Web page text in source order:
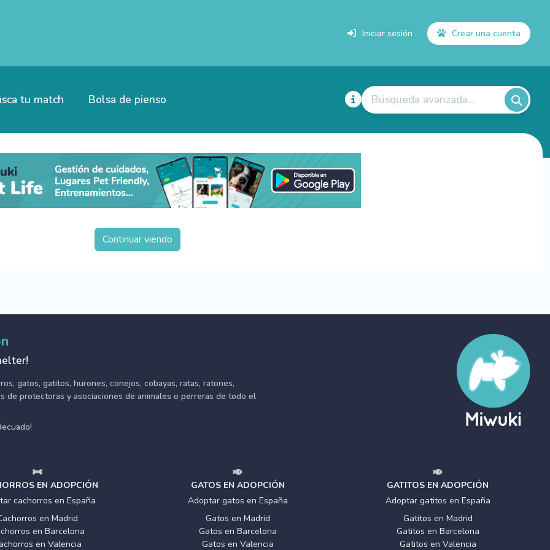
Iniciar sesión Crear una cuenta
tu match Bolsa de pienso Búsqueda avanzada...
Continuar viendo
gatos, gatitos, hurones, conejos, cobayas, ratas, ratones,
de protectoras y asociaciones de animales o perreras de todo el
EN ADOPCIÓN
cachorros en España
en Madrid
en Barcelona
en Valencia
GATOS EN ADOPCIÓN
Adoptar gatos en España
Gatos en Madrid
Gatos en Barcelona
Gatos en Valencia
GATITOS EN ADOPCIÓN
Adoptar gatitos en España
Gatitos en Madrid
Gatitos en Barcelona
Gatitos en Valencia